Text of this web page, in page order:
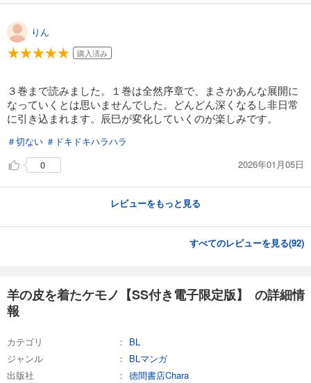
りん
購入済み
３巻まで読みました。１巻は全然序章で、まさかあんな展開に
なっていくとは思いませんでした。どんどん深くなるし非日常
に引き込まれます。辰巳が変化していくのが楽しみです。
＃切ない ＃ドキドキハラハラ
0
2026年01月05日
レビューをもっと見る
すべてのレビューを見る(92)
羊の皮を着たケモノ【SS付き電子限定版】 の詳細情
報
カテゴリ
BL
ジャンル
BLマンガ
出版社
徳間書店Chara